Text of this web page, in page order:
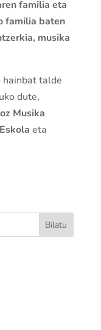
familia eta
familia baten
musika
hainbat talde
dute,
Musika
eta